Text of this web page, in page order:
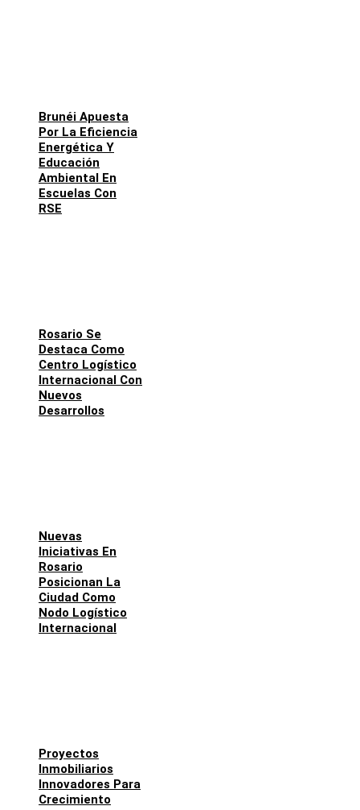
Brunéi Apuesta
Por La Eficiencia
Energética Y
Educación
Ambiental En
Escuelas Con
RSE
Rosario Se
Destaca Como
Centro Logístico
Internacional Con
Nuevos
Desarrollos
Nuevas
Iniciativas En
Rosario
Posicionan La
Ciudad Como
Nodo Logístico
Internacional
Proyectos
Inmobiliarios
Innovadores Para
Crecimiento